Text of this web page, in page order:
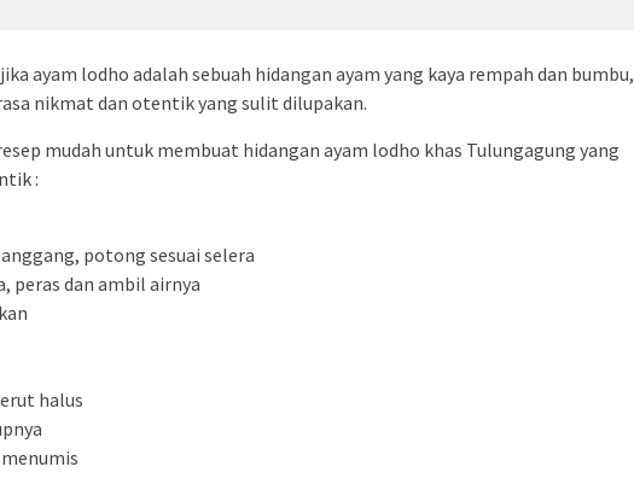
ayam lodho adalah sebuah hidangan ayam yang kaya rempah dan bumbu,
nikmat dan otentik yang sulit dilupakan.
mudah untuk membuat hidangan ayam lodho khas Tulungagung yang
:
potong sesuai selera
peras dan ambil airnya
halus